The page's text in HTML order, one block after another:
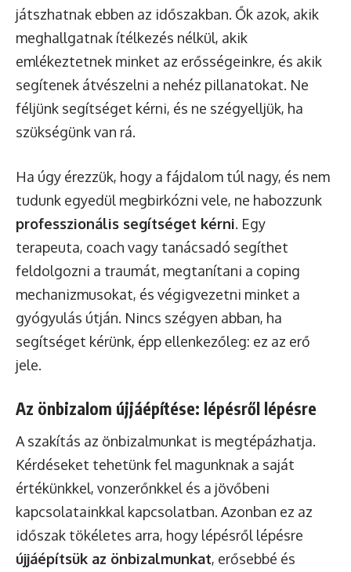
játszhatnak ebben az időszakban. Ők azok, akik
meghallgatnak ítélkezés nélkül, akik
emlékeztetnek minket az erősségeinkre, és akik
segítenek átvészelni a nehéz pillanatokat. Ne
féljünk segítséget kérni, és ne szégyelljük, ha
szükségünk van rá.
Ha úgy érezzük, hogy a fájdalom túl nagy, és nem
tudunk egyedül megbirkózni vele, ne habozzunk
professzionális segítséget kérni. Egy
terapeuta, coach vagy tanácsadó segíthet
feldolgozni a traumát, megtanítani a coping
mechanizmusokat, és végigvezetni minket a
gyógyulás útján. Nincs szégyen abban, ha
segítséget kérünk, épp ellenkezőleg: ez az erő
jele.
Az önbizalom újjáépítése: lépésről lépésre
A szakítás az önbizalmunkat is megtépázhatja.
Kérdéseket tehetünk fel magunknak a saját
értékünkkel, vonzerőnkkel és a jövőbeni
kapcsolatainkkal kapcsolatban. Azonban ez az
időszak tökéletes arra, hogy lépésről lépésre
újjáépítsük az önbizalmunkat, erősebbé és